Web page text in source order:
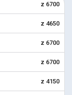
z 6700
z 4650
z 6700
z 6700
z 4150